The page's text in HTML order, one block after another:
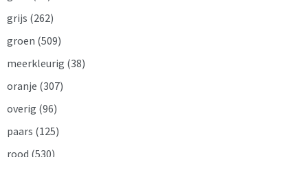
grijs (262)
groen (509)
meerkleurig (38)
oranje (307)
overig (96)
paars (125)
rood (530)